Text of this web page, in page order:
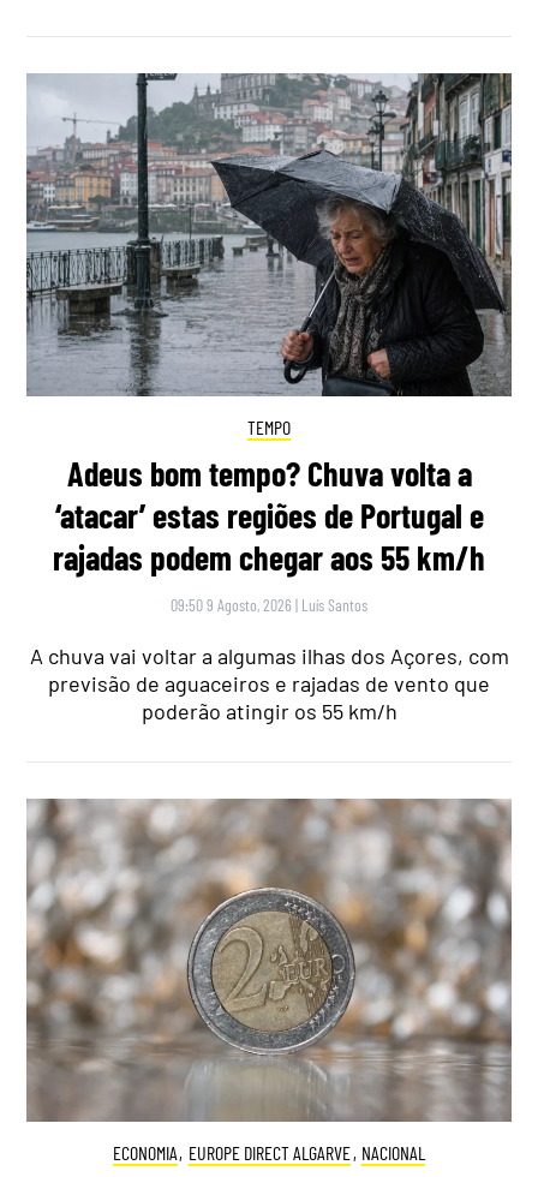
TEMPO
Adeus bom tempo? Chuva volta a
‘atacar’ estas regiões de Portugal e
rajadas podem chegar aos 55 km/h
09:50 9 Agosto, 2026 | Luís Santos
A chuva vai voltar a algumas ilhas dos Açores, com
previsão de aguaceiros e rajadas de vento que
poderão atingir os 55 km/h
ECONOMIA, EUROPE DIRECT ALGARVE, NACIONAL